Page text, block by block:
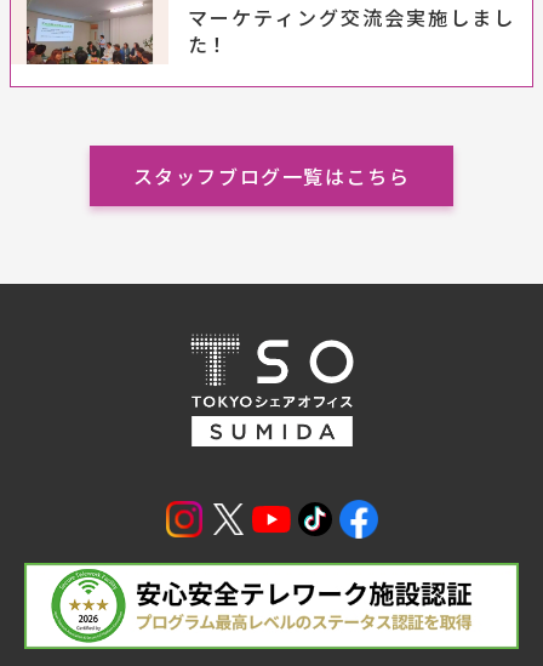
マーケティング交流会実施しまし
た！
スタッフブログ一覧はこちら